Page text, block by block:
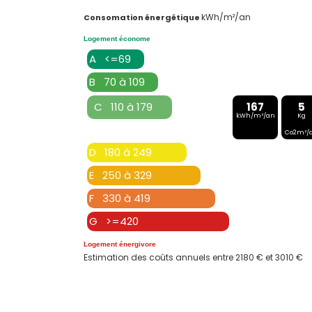
Consomation énergétiquekWh/m²/an
Logement économe
A <=69
B 70 à 109
C 110 à 179
167
kWh/m²/an
5
Kg
Co2m²/
D 180 à 249
E 250 à 329
F 330 à 419
G >=420
Logement énergivore
Estimation des coûts annuels entre 2180 € et 3010 €